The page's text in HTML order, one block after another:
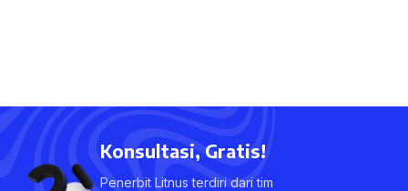
Konsultasi, Gratis!
Penerbit Litnus terdiri dari tim